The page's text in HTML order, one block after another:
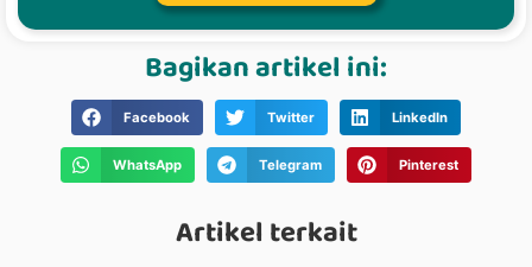
Bagikan artikel ini:
Facebook Twitter LinkedIn
WhatsApp Telegram Pinterest
Artikel terkait